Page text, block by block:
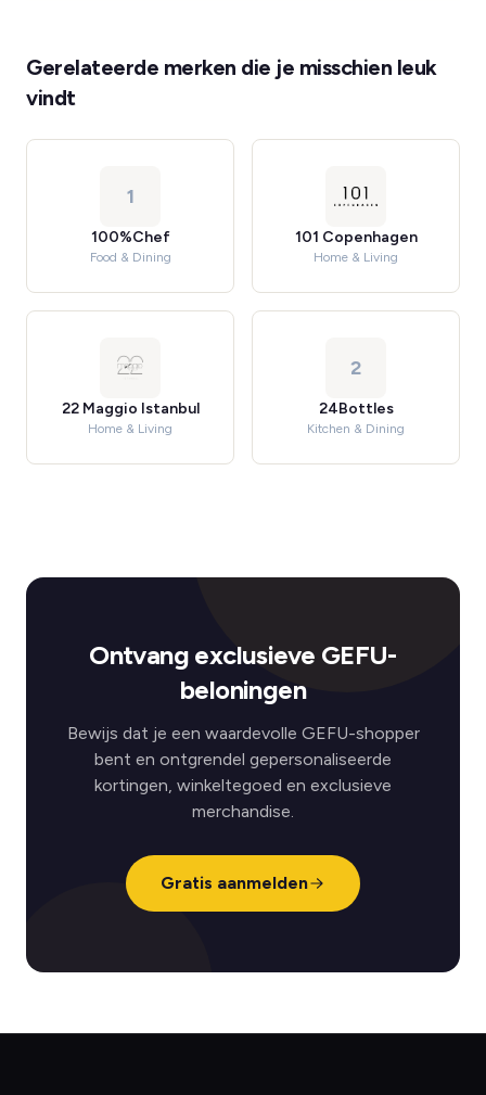
Gerelateerde merken die je misschien leuk
vindt
1
100%Chef
Food & Dining
101 Copenhagen
Home & Living
22 Maggio Istanbul
Home & Living
2
24Bottles
Kitchen & Dining
Ontvang exclusieve GEFU-
beloningen
Bewijs dat je een waardevolle GEFU-shopper
bent en ontgrendel gepersonaliseerde
kortingen, winkeltegoed en exclusieve
merchandise.
Gratis aanmelden